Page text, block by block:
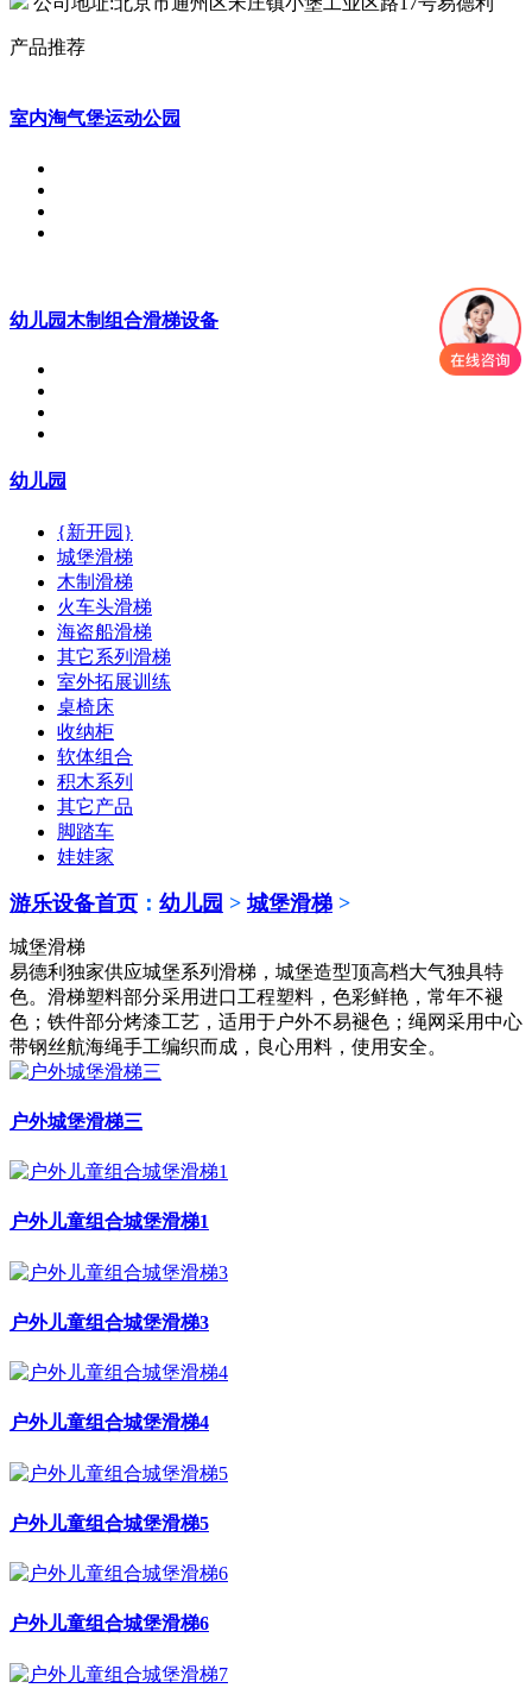
产品推荐
室内淘气堡运动公园
幼儿园木制组合滑梯设备
幼儿园
{新开园}
城堡滑梯
木制滑梯
火车头滑梯
海盗船滑梯
其它系列滑梯
室外拓展训练
桌椅床
收纳柜
软体组合
积木系列
其它产品
脚踏车
娃娃家
游乐设备首页 ： 幼儿园 >城堡滑梯 >
城堡滑梯
易德利独家供应城堡系列滑梯，城堡造型顶高档大气独具特
色。滑梯塑料部分采用进口工程塑料，色彩鲜艳，常年不褪
色；铁件部分烤漆工艺，适用于户外不易褪色；绳网采用中心
带钢丝航海绳手工编织而成，良心用料，使用安全。
户外城堡滑梯三
户外儿童组合城堡滑梯1
户外儿童组合城堡滑梯3
户外儿童组合城堡滑梯4
户外儿童组合城堡滑梯5
户外儿童组合城堡滑梯6